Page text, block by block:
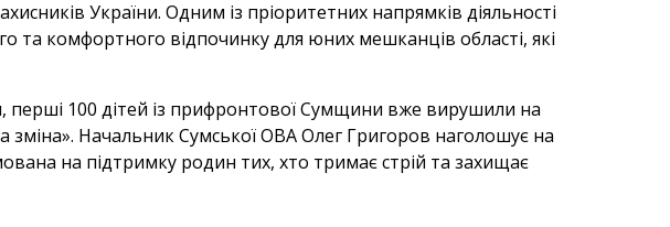
України. Одним із пріоритетних напрямків діяльності
та комфортного відпочинку для юних мешканців області, які
перші 100 дітей із прифронтової Сумщини вже вирушили на
Начальник Сумської ОВА Олег Григоров наголошує на
на підтримку родин тих, хто тримає стрій та захищає